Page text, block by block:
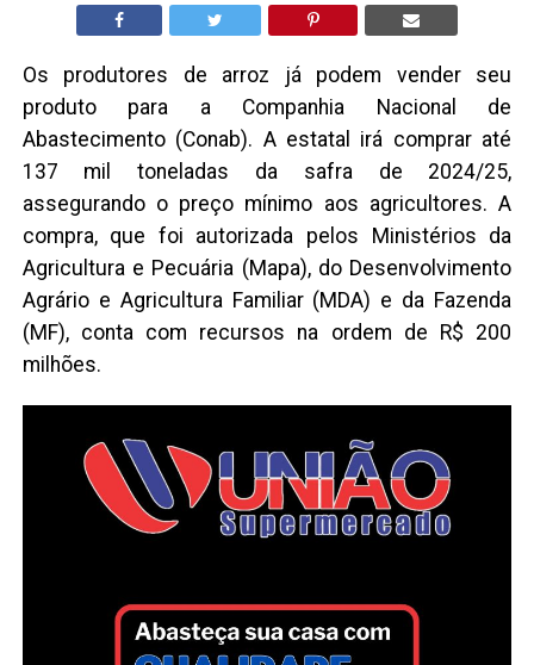
Os produtores de arroz já podem vender seu
produto para a Companhia Nacional de
Abastecimento (Conab). A estatal irá comprar até
137 mil toneladas da safra de 2024/25,
assegurando o preço mínimo aos agricultores. A
compra, que foi autorizada pelos Ministérios da
Agricultura e Pecuária (Mapa), do Desenvolvimento
Agrário e Agricultura Familiar (MDA) e da Fazenda
(MF), conta com recursos na ordem de R$ 200
milhões.